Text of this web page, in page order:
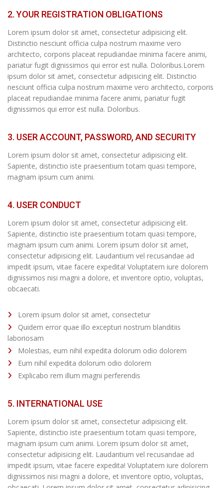
2. YOUR REGISTRATION OBLIGATIONS
Lorem ipsum dolor sit amet, consectetur adipisicing elit.
Distinctio nesciunt officia culpa nostrum maxime vero
architecto, corporis placeat repudiandae minima facere animi,
pariatur fugit dignissimos qui error est nulla. Doloribus.Lorem
ipsum dolor sit amet, consectetur adipisicing elit. Distinctio
nesciunt officia culpa nostrum maxime vero architecto, corporis
placeat repudiandae minima facere animi, pariatur fugit
dignissimos qui error est nulla. Doloribus.
3. USER ACCOUNT, PASSWORD, AND SECURITY
Lorem ipsum dolor sit amet, consectetur adipisicing elit.
Sapiente, distinctio iste praesentium totam quasi tempore,
magnam ipsum cum animi.
4. USER CONDUCT
Lorem ipsum dolor sit amet, consectetur adipisicing elit.
Sapiente, distinctio iste praesentium totam quasi tempore,
magnam ipsum cum animi. Lorem ipsum dolor sit amet,
consectetur adipisicing elit. Laudantium vel recusandae ad
impedit ipsum, vitae facere expedita! Voluptatem iure dolorem
dignissimos nisi magni a dolore, et inventore optio, voluptas,
obcaecati.
Lorem ipsum dolor sit amet, consectetur
Quidem error quae illo excepturi nostrum blanditiis
laboriosam
Molestias, eum nihil expedita dolorum odio dolorem
Eum nihil expedita dolorum odio dolorem
Explicabo rem illum magni perferendis
5. INTERNATIONAL USE
Lorem ipsum dolor sit amet, consectetur adipisicing elit.
Sapiente, distinctio iste praesentium totam quasi tempore,
magnam ipsum cum animi. Lorem ipsum dolor sit amet,
consectetur adipisicing elit. Laudantium vel recusandae ad
impedit ipsum, vitae facere expedita! Voluptatem iure dolorem
dignissimos nisi magni a dolore, et inventore optio, voluptas,